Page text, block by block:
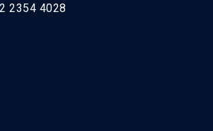
2354 4028